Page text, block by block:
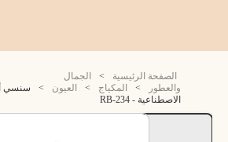
الصفحة الرئيسية >
الجمال
والعطور
> المكياج > العيون >
سنسي
الاصطناعية - RB-234